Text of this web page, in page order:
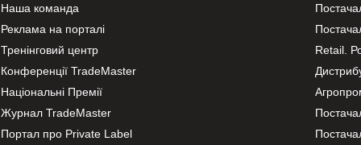
Наша команда
Реклама на порталі
Тренінговий центр
Конференції TradeMaster
Національні Премії
Журнал TradeMaster
Портал про Private Label
Retail.